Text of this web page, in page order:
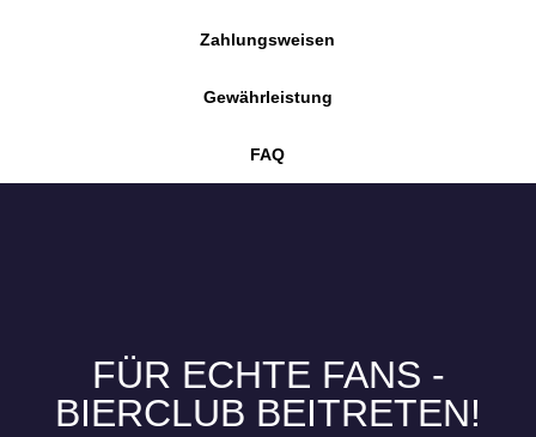
Zahlungsweisen
Gewährleistung
FAQ
FÜR ECHTE FANS -
BIERCLUB BEITRETEN!